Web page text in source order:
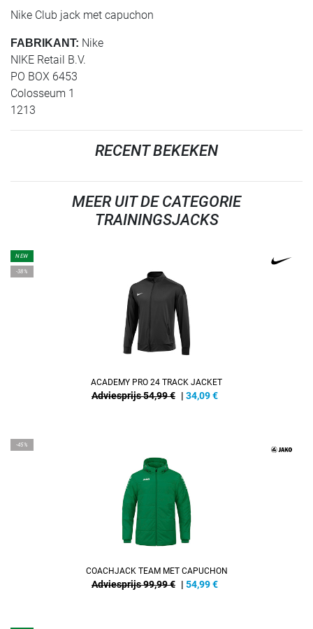
Nike Club jack met capuchon
FABRIKANT: Nike
NIKE Retail B.V.
PO BOX 6453
Colosseum 1
1213
RECENT BEKEKEN
MEER UIT DE CATEGORIE
TRAININGSJACKS
NEW
-38%
ACADEMY PRO 24 TRACK JACKET
Adviesprijs 54,99 € | 34,09€
-45%
COACHJACK TEAM MET CAPUCHON
Adviesprijs 99,99 € | 54,99€